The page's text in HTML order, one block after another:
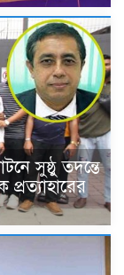
সুষ্ঠু তদন্তে
প্রত্যাহারের